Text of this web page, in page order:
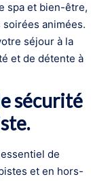
spa et bien-être,
animées.
séjour à la
et de détente à
sécurité
de
et en hors-